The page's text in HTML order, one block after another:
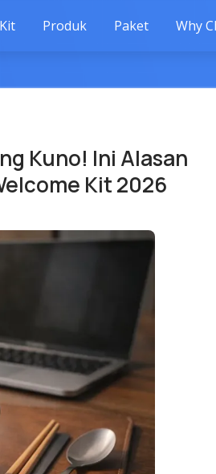
Produk Paket Why
Kuno! Ini Alasan
Kit 2026